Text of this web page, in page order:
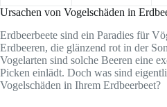
Ursachen von Vogelschäden in
Erdbeerbeete sind ein Paradies für
Erdbeeren, die glänzend rot in der
Vogelarten sind solche Beeren eine
Picken einlädt. Doch was sind
Vogelschäden in Ihrem Erdbeerbeet?